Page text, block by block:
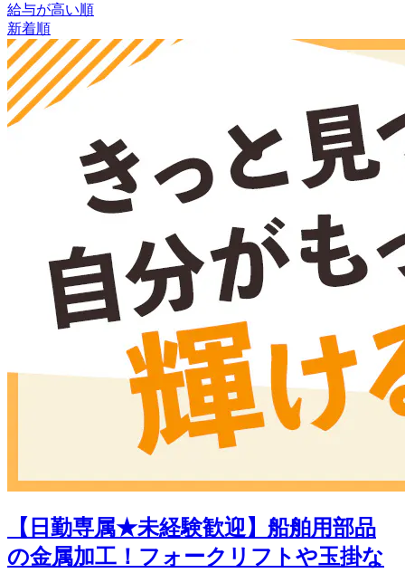
給与が高い順
新着順
【日勤専属★未経験歓迎】船舶用部品
の金属加工！フォークリフトや玉掛な